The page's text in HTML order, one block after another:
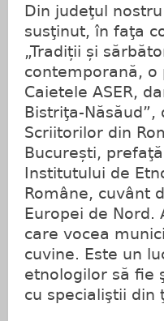
Din judeţul
susţinut, în faţa
„Tradiții și
contemporană, o
Caietele ASER,
Bistriţa-
Scriitorilor din
București,
Institutului de
Române, cuvânt
Europei de
care vocea
cuvine. Este un
etnologilor să fie
cu specialiştii